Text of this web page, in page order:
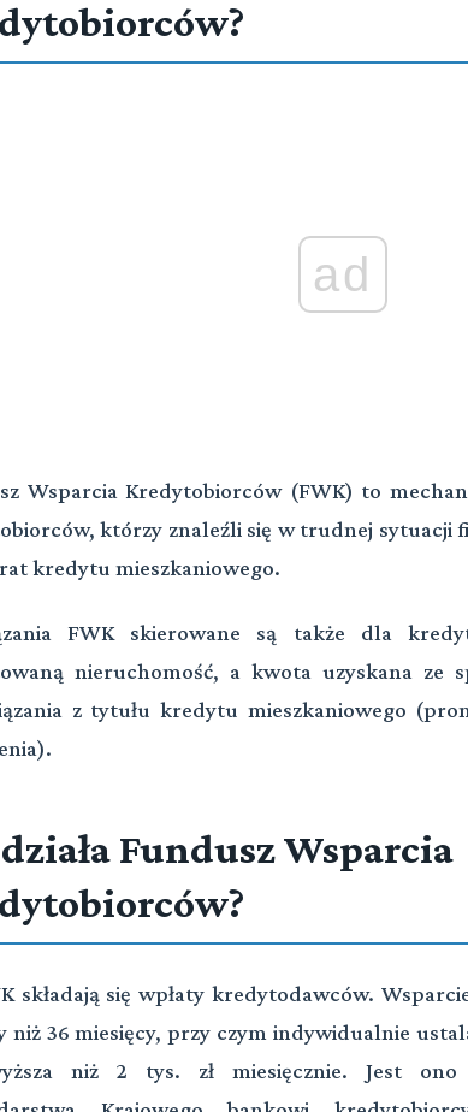
ad
Wsparcia Kredytobiorców (FWK) to
którzy znaleźli się w trudnej sytuacji
rat kredytu mieszkaniowego.
FWK skierowane są także dla
nieruchomość, a kwota uzyskana ze
z tytułu kredytu mieszkaniowego
Fundusz Wsparcia
składają się wpłaty kredytodawców.
niż 36 miesięcy, przy czym indywidualnie
niż 2 tys. zł miesięcznie. Jest ono